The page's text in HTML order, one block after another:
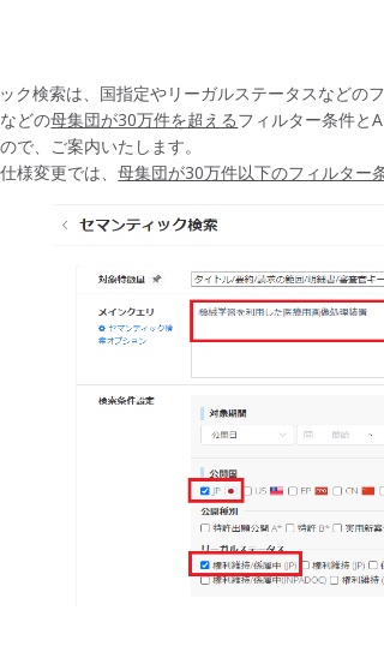
ク検索は、国指定やリーガルステータスなど
どの母集団が30万件を超えるフィルター条件と
で、ご案内いたします。
様変更では、母集団が30万件以下のフィルター